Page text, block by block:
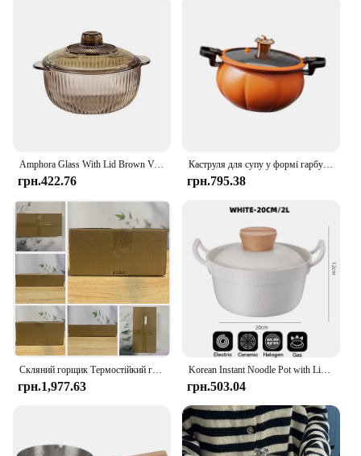
Amphora Glass With Lid Brown Vertical Pattern Bowl Household Use Fruit Salad Instant Noodles Microwave Heat-resistant Soup Bowl
грн.422.76
Каструля для супу у формі гарбуза, 5 л, каструля для локшини швидкого приготування, що легко очищається, мікротиск
грн.795.38
грн.1,977.63
Korean Instant Noodle Pot with Lid Enamel Double Ear Stockpot Nonstick Ramen Pot Saucepan Casserole Gas Induction Universal 20cm
грн.503.04